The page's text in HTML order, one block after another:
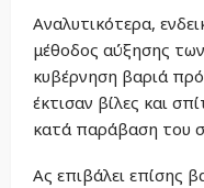
Αναλυτικότερα,
μέθοδος αύξησης
κυβέρνηση βαριά
έκτισαν βίλες και
κατά παράβαση του
Ας επιβάλει επίσης